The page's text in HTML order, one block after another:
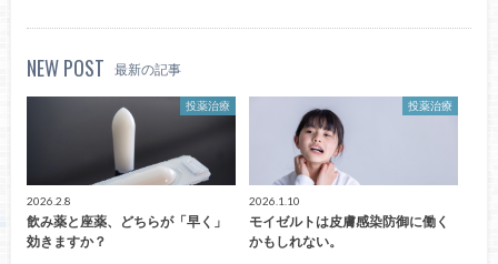
NEW POST 最新の記事
投薬治療
2026.2.8
飲み薬と座薬、どちらが「早く」
効きますか？
投薬治療
2026.1.10
モイゼルトは皮膚感染防御に働く
かもしれない。